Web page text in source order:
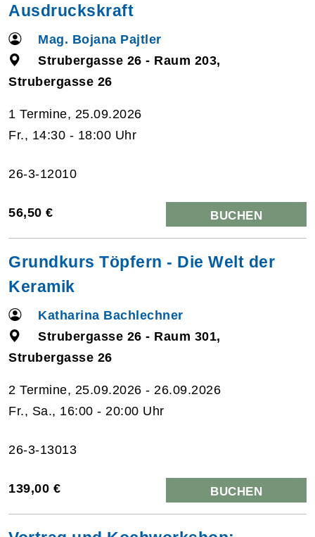
Ausdruckskraft
Mag. Bojana Pajtler
Strubergasse 26 - Raum 203,
Strubergasse 26
1 Termine, 25.09.2026
Fr., 14:30 - 18:00 Uhr
26-3-12010
56,50 € BUCHEN
Grundkurs Töpfern - Die Welt der
Keramik
Katharina Bachlechner
Strubergasse 26 - Raum 301,
Strubergasse 26
2 Termine, 25.09.2026 - 26.09.2026
Fr., Sa., 16:00 - 20:00 Uhr
26-3-13013
139,00 € BUCHEN